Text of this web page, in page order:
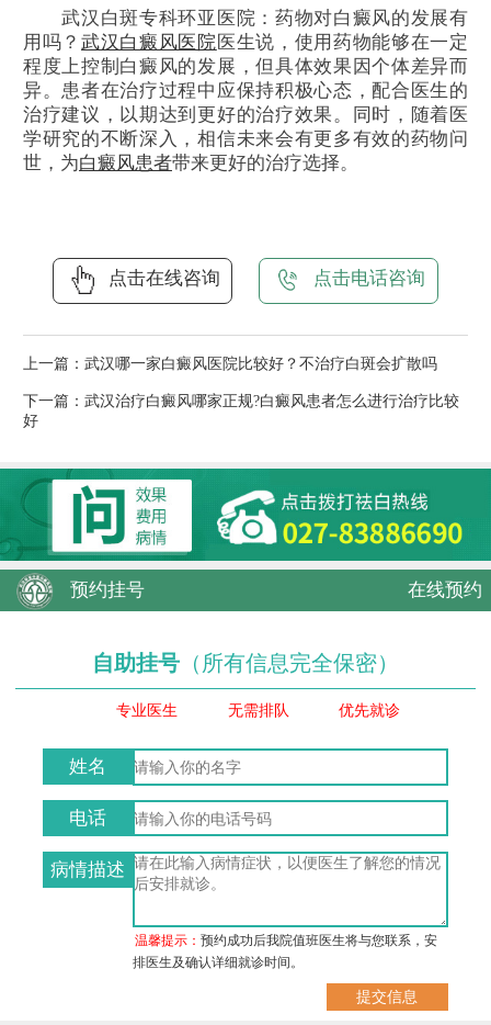
武汉白斑专科环亚医院：药物对白癜风的发展有
用吗？武汉白癜风医院医生说，使用药物能够在一定
程度上控制白癜风的发展，但具体效果因个体差异而
异。患者在治疗过程中应保持积极心态，配合医生的
治疗建议，以期达到更好的治疗效果。同时，随着医
学研究的不断深入，相信未来会有更多有效的药物问
世，为白癜风患者带来更好的治疗选择。
点击在线咨询 点击电话咨询
上一篇： 武汉哪一家白癜风医院比较好？不治疗白斑会扩散吗
下一篇： 武汉治疗白癜风哪家正规?白癜风患者怎么进行治疗比较
好
预约挂号 在线预约
自助挂号 （所有信息完全保密）
专业医生 无需排队 优先就诊
姓名
电话
病情描述
温馨提示：预约成功后我院值班医生将与您联系，安
排医生及确认详细就诊时间。